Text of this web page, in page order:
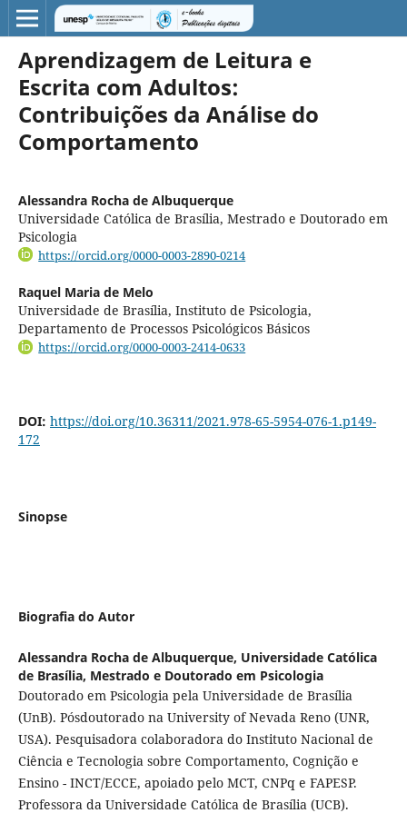
Aprendizagem de Leitura e
Escrita com Adultos:
Contribuições da Análise do
Comportamento
Alessandra Rocha de Albuquerque
Universidade Católica de Brasília, Mestrado e Doutorado em
Psicologia
https://orcid.org/0000-0003-2890-0214
Raquel Maria de Melo
Universidade de Brasília, Instituto de Psicologia,
Departamento de Processos Psicológicos Básicos
https://orcid.org/0000-0003-2414-0633
DOI: https://doi.org/10.36311/2021.978-65-5954-076-1.p149-
172
Sinopse
Biografia do Autor
Alessandra Rocha de Albuquerque, Universidade Católica
de Brasília, Mestrado e Doutorado em Psicologia
Doutorado em Psicologia pela Universidade de Brasília
(UnB). Pósdoutorado na University of Nevada Reno (UNR,
USA). Pesquisadora colaboradora do Instituto Nacional de
Ciência e Tecnologia sobre Comportamento, Cognição e
Ensino - INCT/ECCE, apoiado pelo MCT, CNPq e FAPESP.
Professora da Universidade Católica de Brasília (UCB).